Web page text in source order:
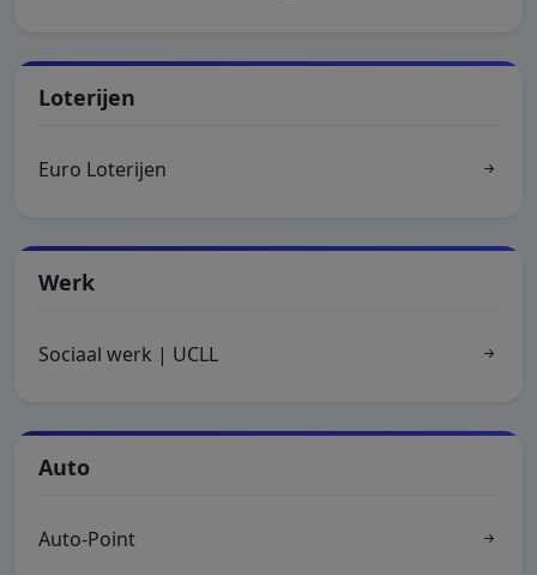
Loterijen
Euro Loterijen
Werk
Sociaal werk | UCLL
Auto
Auto-Point